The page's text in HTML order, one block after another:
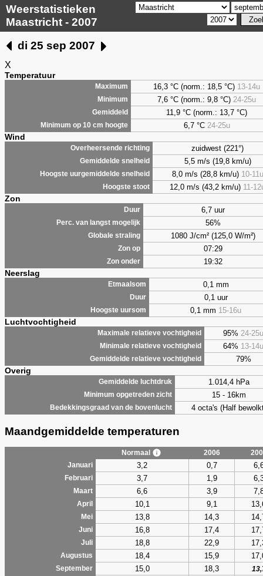
Weerstatistieken
Maastricht - 2007
di 25 sep 2007
X
Temperatuur
Maximum 16,3 °C (norm.: 18,5 °C) 13-14u
Minimum 7,6 °C (norm.: 9,8 °C) 24-25u
Gemiddeld 11,9 °C (norm.: 13,7 °C)
Minimum op 10 cm hoogte 6,7°C 24-25u
Wind
Overheersende richting zuidwest (221°)
Gemiddelde snelheid 5,5 m/s (19,8 km/u)
Hoogste uurgemiddelde snelheid 8,0 m/s (28,8 km/u) 10-11u
Hoogste stoot 12,0 m/s (43,2 km/u) 11-
Zon
Duur 6,7 uur
Perc. van langst mogelijk 56%
Globale straling 1080 J/cm² (125,0 W/m²)
Zon op 07:29
Zon onder 19:32
Neerslag
Etmaalsom 0,1 mm
Duur 0,1 uur
Hoogste uursom 0,1 mm 15-16u
Luchtvochtigheid
Maximale relatieve vochtigheid 95% 24-25u
Minimale relatieve vochtigheid 64% 13-14u
Gemiddelde relatieve vochtigheid 79%
Overig
Gemiddelde luchtdruk 1.014,4 hPa
Minimum opgetreden zicht 15 - 16km
Bedekkingsgraad van de bovenlucht 4 octa's (Half
Maandgemiddelde temperaturen
Normaal 2006
Januari
3,2 0,7
Februari 3,7 1,9
Maart 6,6 3,9
April 10,1 9,1
Mei 13,8 14,3
Juni 16,8 17,4
Juli 18,8 22,9
Augustus 18,4 15,9
September 15,0 18,3